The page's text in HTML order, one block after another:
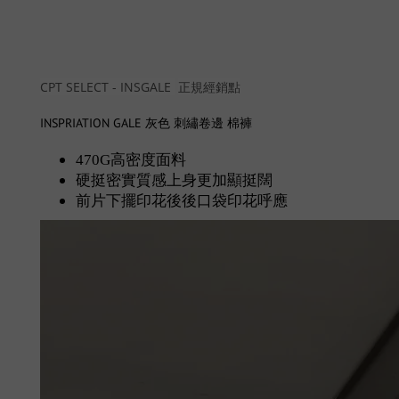
CPT SELECT - INSGALE 正規經銷點
INSPRIATION GALE 灰色 刺繡卷邊 棉褲
470G高密度面料
硬挺密實質感上身更加顯挺闊
前片下擺印花後後口袋印花呼應